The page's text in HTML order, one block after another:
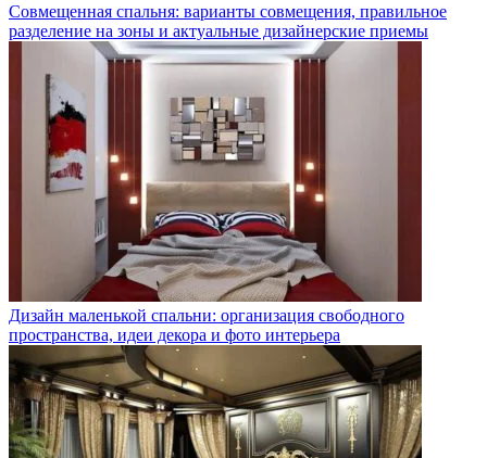
Совмещенная спальня: варианты совмещения, правильное
разделение на зоны и актуальные дизайнерские приемы
Дизайн маленькой спальни: организация свободного
пространства, идеи декора и фото интерьера